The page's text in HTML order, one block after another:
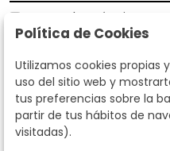
Acepto los Términos y
privacidad
Según la LOPD y disposiciones
datos personales serán
finalidad de gestionar la
derechos de acceso,
derechos en los términos
dirigiéndote a nosotros.
Política de Cookies
Utilizamos cookies propias
uso del sitio web y
tus preferencias sobre la
partir de tus hábitos de
visitadas).